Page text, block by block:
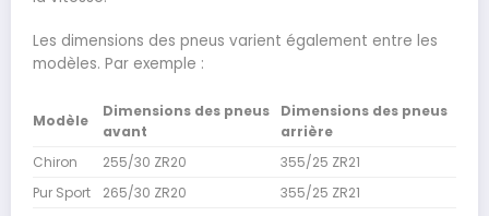
Les dimensions des pneus varient également entre les
modèles. Par exemple :
Modèle
Dimensions des pneus
avant
Dimensions des pneus
arrière
Chiron
255/30 ZR20
355/25 ZR21
Pur Sport
265/30 ZR20
355/25 ZR21